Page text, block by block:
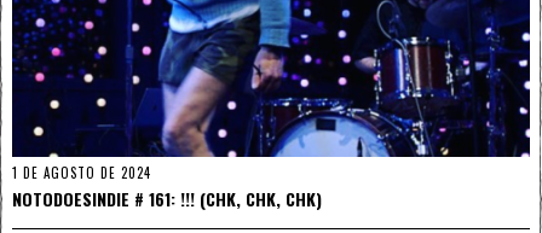
1 DE AGOSTO DE 2024
NOTODOESINDIE # 161: !!! (CHK, CHK, CHK)